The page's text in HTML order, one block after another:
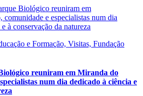
e Formação, Visitas, Fundação
reuniram em Miranda do
num dia dedicado à ciência e